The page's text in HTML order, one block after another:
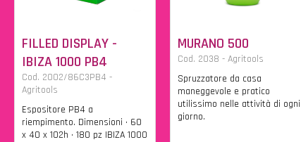
FILLED DISPLAY -
IBIZA 1000 PB4
Cod. 2002/86C3PB4 -
Agritools
Espositore PB4 a
riempimento. Dimensioni • 60
x 40 x 102h • 180 pz IBIZA 1000
MURANO 500
Cod. 2038 - Agritools
Spruzzatore da casa
maneggevole e pratico
utilissimo nelle attività di ogni
giorno.